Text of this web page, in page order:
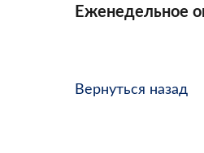
Еженедельное
Вернуться назад